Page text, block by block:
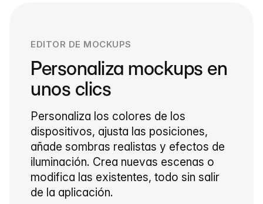
EDITOR DE MOCKUPS
Personaliza mockups en
unos clics
Personaliza los colores de los
dispositivos, ajusta las posiciones,
añade sombras realistas y efectos de
iluminación. Crea nuevas escenas o
modifica las existentes, todo sin salir
de la aplicación.